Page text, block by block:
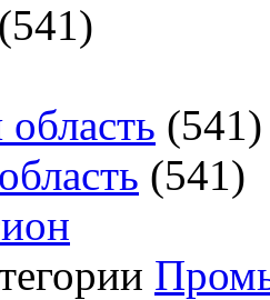
(541)
(541)
(541)